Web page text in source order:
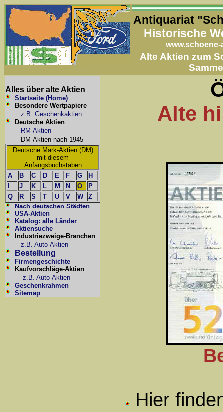
Antiquariat
Historische
www.schoene-
Alte Aktien zum
Alles über alte Aktien
Startseite (Home)
Besondere Wertpapiere
z.B. Geschenkaktien
Deutsche Aktien
RM-Aktien
DM-Aktien nach 1945
Deutsche Mark-Aktien (DM)
mit diesem
Anfangsbuchstaben
A
B C D E F G
H
J K L M N O
P
Q
R S T U V W
Z
Nach deutschen Städten
USA-Aktien
Katalog: alle Länder
Aktiensuche
Industriezweige-Branchen
z.B. Auto-Aktien
Bestellung
Firmengeschichte
Kaufvorschläge-Aktien
z.B. Auto-Aktien
Geschenkrahmen
Sitemap
Alte
Hier